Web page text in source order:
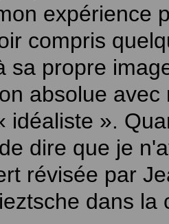
expérience
compris
sa propre
absolue
idéaliste ».
dire que je
révisée par
dans